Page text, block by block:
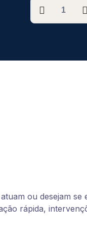
PÓS-
GRADUAÇÃO
EMERGÊNCIA
ou desejam se
rápida,